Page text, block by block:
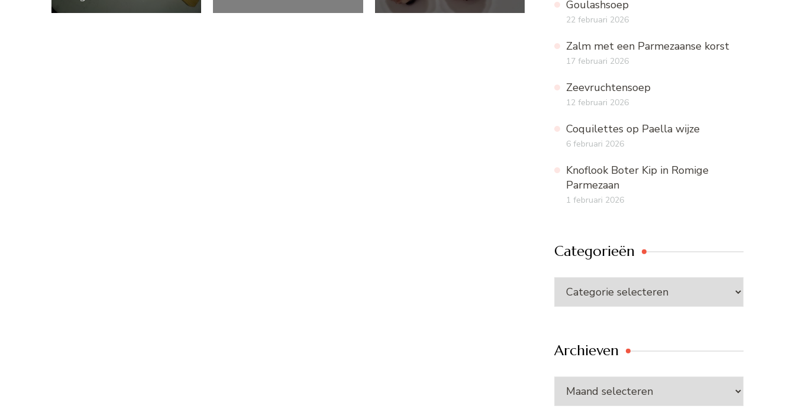
Goulashsoep
22 februari 2026
Zalm met een Parmezaanse korst
17 februari 2026
Zeevruchtensoep
12 februari 2026
Coquilettes op Paella wijze
6 februari 2026
Knoflook Boter Kip in Romige
Parmezaan
1 februari 2026
Categorieën
Categorieën
Archieven
Archieven